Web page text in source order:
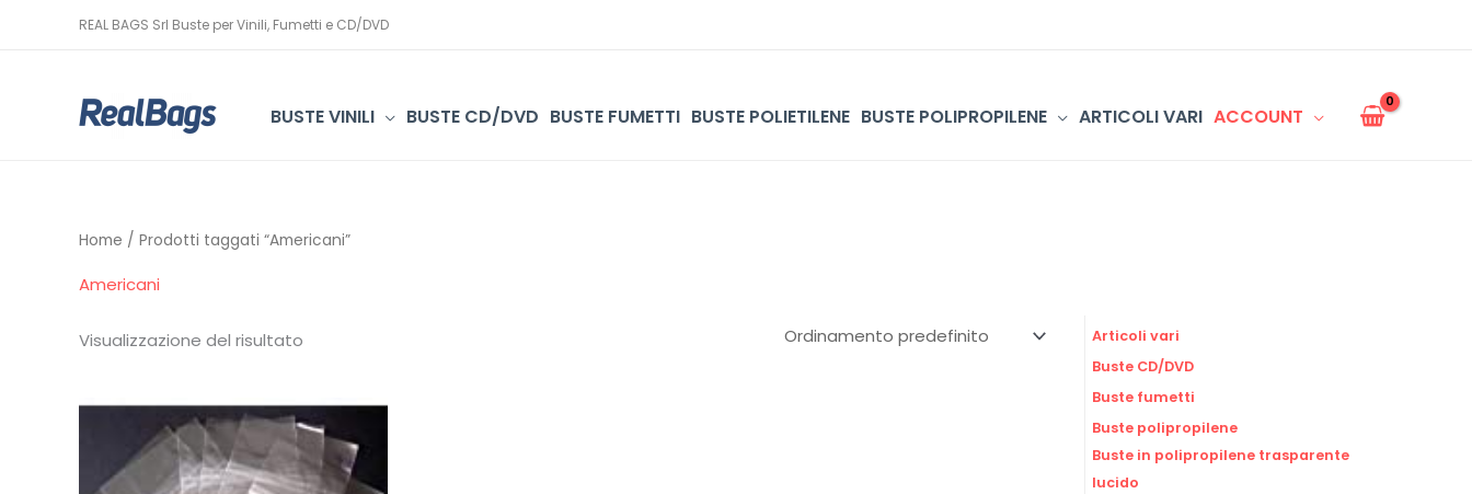
REAL BAGS Srl Buste per Vinili, Fumetti e CD/DVD
BUSTE VINILI BUSTE CD/DVD BUSTE FUMETTI BUSTE POLIETILENE BUSTE POLIPROPILENE ARTICOLI VARI ACCOUNT
Home / Prodotti taggati “Americani”
Americani
Visualizzazione del risultato
Articoli vari
Buste CD/DVD
Buste fumetti
Buste polipropilene
Buste in polipropilene trasparente
lucido